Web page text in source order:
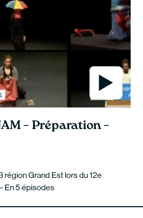
– Préparation –
région Grand Est lors du 12e
En 5 épisodes